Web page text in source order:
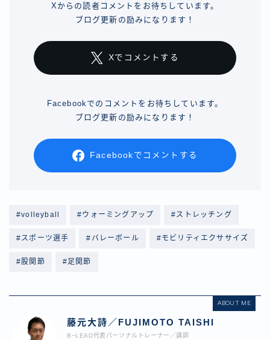
Xからの読者コメントをお待ちしています。
ブログ更新の励みになります！
Xでコメントする
Facebookでのコメントをお待ちしています。
ブログ更新の励みになります！
Facebookでコメントする
#volleyball #ウォーミングアップ #ストレッチング
#スポーツ選手 #バレーボール #モビリティエクササイズ
#股関節 #足関節
ABOUT ME
藤元大詩／FUJIMOTO TAISHI
B−LEAD代表パーソナルトレーナー／講師